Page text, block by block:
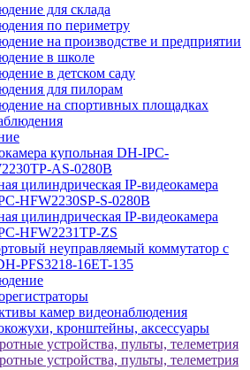
для склада
по периметру
на производстве и предприятии
в школе
в детском саду
для пилорам
на спортивных площадках
купольная DH-IPC-
AS-0280B
цилиндрическая IP-видеокамера
HFW2230SP-S-0280B
цилиндрическая IP-видеокамера
HFW2231TP-ZS
неуправляемый коммутатор с
PFS3218-16ET-135
камер видеонаблюдения
кронштейны, аксессуары
устройства, пульты, телеметрия
устройства, пульты, телеметрия